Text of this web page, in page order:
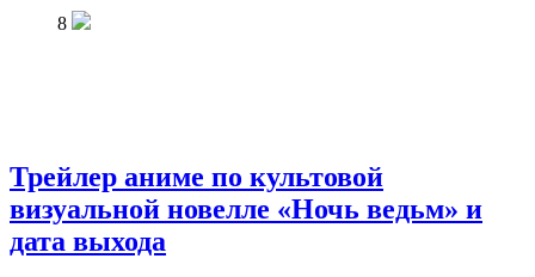
8
Трейлер аниме по культовой
визуальной новелле «Ночь ведьм» и
дата выхода